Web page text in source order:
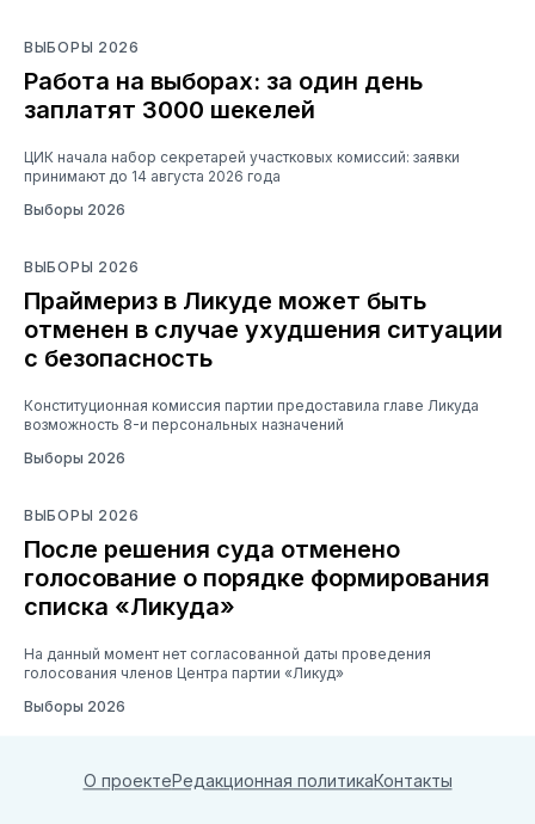
ВЫБОРЫ 2026
Работа на выборах: за один день
заплатят 3000 шекелей
ЦИК начала набор секретарей участковых комиссий: заявки
принимают до 14 августа 2026 года
Выборы 2026
ВЫБОРЫ 2026
Праймериз в Ликуде может быть
отменен в случае ухудшения ситуации
с безопасность
Конституционная комиссия партии предоставила главе Ликуда
возможность 8-и персональных назначений
Выборы 2026
ВЫБОРЫ 2026
После решения суда отменено
голосование о порядке формирования
списка «Ликуда»
На данный момент нет согласованной даты проведения
голосования членов Центра партии «Ликуд»
Выборы 2026
О проектеРедакционная политикаКонтакты